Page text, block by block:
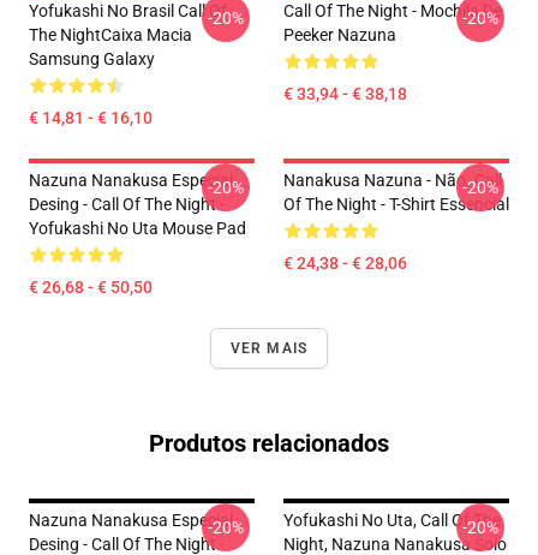
Yofukashi No Brasil Call Of
The NightCaixa Macia
Samsung Galaxy
€ 14,81 - € 16,10
-20%
Call Of The Night - Mochila De
Peeker Nazuna
€ 33,94 - € 38,18
-20%
Nazuna Nanakusa Especial
Desing - Call Of The Night -
Yofukashi No Uta Mouse Pad
€ 26,68 - € 50,50
-20%
Nanakusa Nazuna - Não. Call
Of The Night - T-Shirt Essencial
€ 24,38 - € 28,06
-20%
VER MAIS
Produtos relacionados
Nazuna Nanakusa Especial
Desing - Call Of The Night -
-20%
Yofukashi No Uta, Call Of The
Night, Nazuna Nanakusa Solo
-20%